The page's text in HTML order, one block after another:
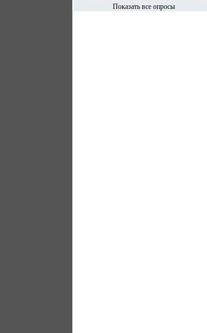
Показать все опросы